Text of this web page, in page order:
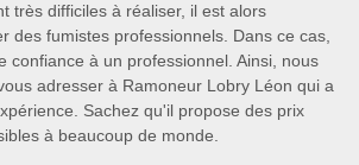
très difficiles à réaliser, il est alors
des fumistes professionnels. Dans ce cas,
confiance à un professionnel. Ainsi, nous
adresser à Ramoneur Lobry Léon qui a
Sachez qu'il propose des prix
à beaucoup de monde.